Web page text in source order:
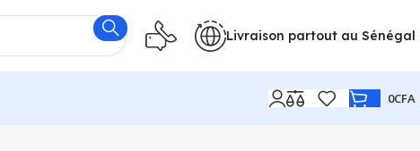
Livraison partout au Sénégal
0CFA